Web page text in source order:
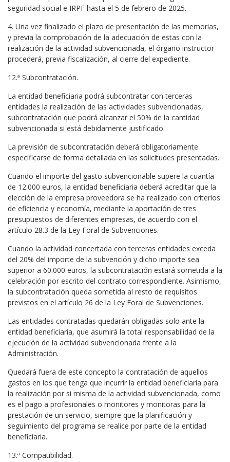
seguridad social e IRPF hasta el 5 de febrero de 2025.
4. Una vez finalizado el plazo de presentación de las memorias,
y previa la comprobación de la adecuación de estas con la
realización de la actividad subvencionada, el órgano instructor
procederá, previa fiscalización, al cierre del expediente.
12.ª Subcontratación.
La entidad beneficiaria podrá subcontratar con terceras
entidades la realización de las actividades subvencionadas,
subcontratación que podrá alcanzar el 50% de la cantidad
subvencionada si está debidamente justificado.
La previsión de subcontratación deberá obligatoriamente
especificarse de forma detallada en las solicitudes presentadas.
Cuando el importe del gasto subvencionable supere la cuantía
de 12.000 euros, la entidad beneficiaria deberá acreditar que la
elección de la empresa proveedora se ha realizado con criterios
de eficiencia y economía, mediante la aportación de tres
presupuestos de diferentes empresas, de acuerdo con el
artículo 28.3 de la Ley Foral de Subvenciones.
Cuando la actividad concertada con terceras entidades exceda
del 20% del importe de la subvención y dicho importe sea
superior a 60.000 euros, la subcontratación estará sometida a la
celebración por escrito del contrato correspondiente. Asimismo,
la subcontratación queda sometida al resto de requisitos
previstos en el artículo 26 de la Ley Foral de Subvenciones.
Las entidades contratadas quedarán obligadas solo ante la
entidad beneficiaria, que asumirá la total responsabilidad de la
ejecución de la actividad subvencionada frente a la
Administración.
Quedará fuera de este concepto la contratación de aquellos
gastos en los que tenga que incurrir la entidad beneficiaria para
la realización por si misma de la actividad subvencionada, como
es el pago a profesionales o monitores y monitoras para la
prestación de un servicio, siempre que la planificación y
seguimiento del programa se realice por parte de la entidad
beneficiaria.
13.ª Compatibilidad.